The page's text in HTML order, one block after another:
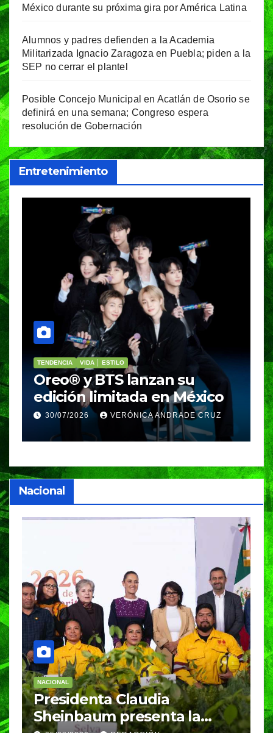
México durante su próxima gira por América Latina
Alumnos y padres defienden a la Academia
Militarizada Ignacio Zaragoza en Puebla; piden a la
SEP no cerrar el plantel
Posible Concejo Municipal en Acatlán de Osorio se
definirá en una semana; Congreso espera
resolución de Gobernación
Entretenimiento
PORTADA VIDA │ ESTILO
Nosotros Bailamos,
Nosotros Volamos llega al
GIFF
25/07/2026 VERÓNICA ANDRADE CRUZ
Nacional
NACIONAL
Desde Puebla, la Presidenta
Claudia Sheinbaum